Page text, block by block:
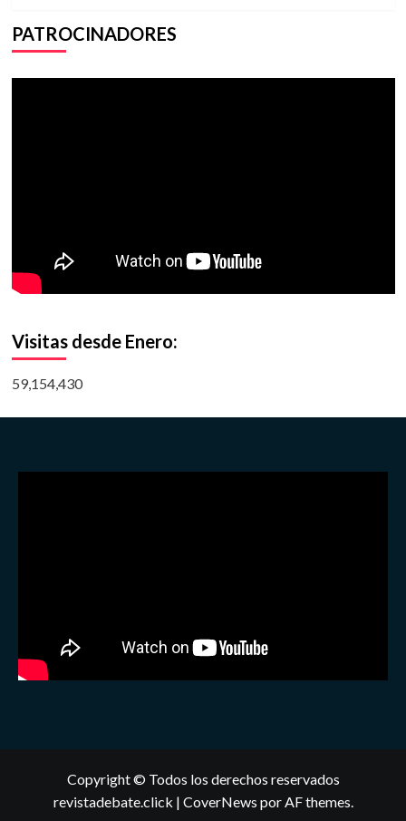
PATROCINADORES
Visitas desde Enero:
59,154,430
Copyright © Todos los derechos reservados
revistadebate.click | CoverNews por AF themes.